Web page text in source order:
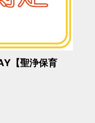
【聖浄保育